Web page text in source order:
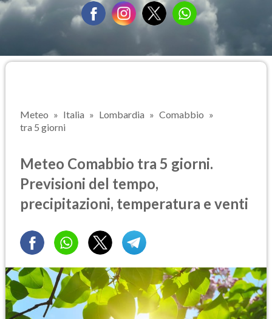
Meteo Italia Lombardia
Comabbio
tra 5 giorni
Meteo Comabbio tra 5 giorni.
Previsioni del tempo,
precipitazioni, temperatura e venti